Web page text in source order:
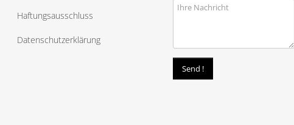
Haftungsausschluss
Datenschutzerklärung